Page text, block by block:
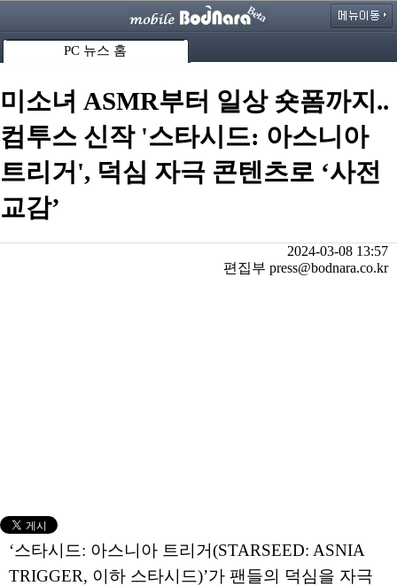
PC 뉴스 홈
미소녀 ASMR부터 일상 숏폼까지..
컴투스 신작 '스타시드: 아스니아
트리거', 덕심 자극 콘텐츠로 ‘사전
교감’
2024-03-08 13:57
편집부 press@bodnara.co.kr
‘스타시드: 아스니아 트리거(STARSEED: ASNIA
TRIGGER, 이하 스타시드)’가 팬들의 덕심을 자극